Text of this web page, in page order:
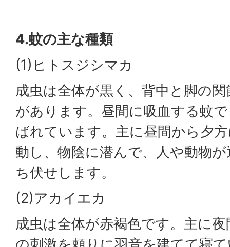
4.蚊の主な種類
(1)ヒトスジシマカ
成虫は全体が黒く、背中と脚の
があります。昼間に吸血する蚊
ばれています。主に昼間から夕
動し、物陰に潜んで、人や動物
ち伏せします。
(2)アカイエカ
成虫は全体が赤褐色です。主に